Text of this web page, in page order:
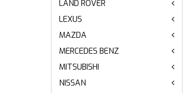
LAND ROVER
LEXUS
MAZDA
MERCEDES BENZ
MITSUBISHI
NISSAN